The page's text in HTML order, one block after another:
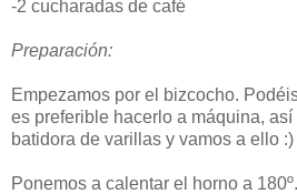
-2 cucharadas de café
Preparación:
Empezamos por el bizcocho.
es preferible hacerlo a máquina,
batidora de varillas y vamos a ello :)
Ponemos a calentar el horno a 180º.